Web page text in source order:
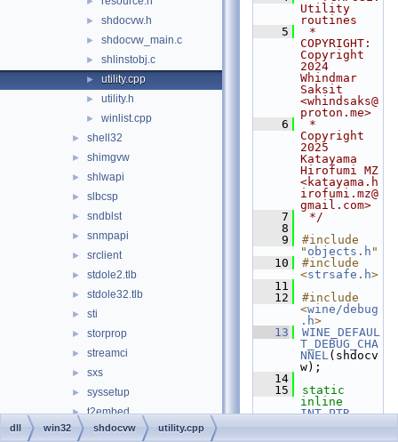
► shdocvw.h
► shdocvw_main.c
► shlinstobj.c
► utility.cpp
► utility.h
► winlist.cpp
► shell32
► shimgvw
► shlwapi
► slbcsp
► sndblst
► snmpapi
► srclient
► stdole2.tlb
► stdole32.tlb
► sti
► storprop
► streamci
► sxs
► syssetup
► t2embed
► tapi32
Utility
routines
    5
*
COPYRIGHT:
Copyright
2024
Whindmar
Saksit
<whindsaks@
proton.me>
    6
*
Copyright
2025
Katayama
Hirofumi MZ
<katayama.h
irofumi.mz@
gmail.com>
    7
*/
    8
    9
#include
" objects.h "
   10
#include
<strsafe.h>
   11
   12
#include
<wine/debug
.h>
   13
WINE_DEFAUL
T_DEBUG_CHA
NNEL(shdocv
w);
   14
   15
static
inline
INT_PTR
dll win32 shdocvw utility.cpp